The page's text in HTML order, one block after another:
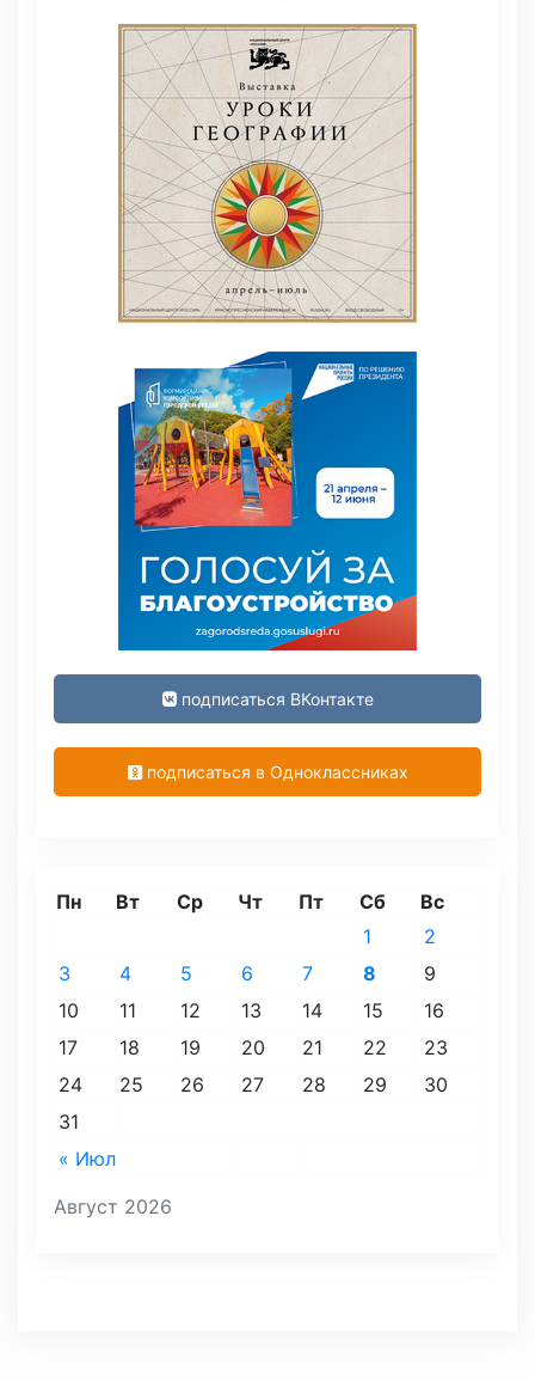
подписаться ВКонтакте
подписаться в Одноклассниках
Август 2026
Пн Вт Ср Чт Пт Сб Вс
« Июл
1
2
3
4 5 6 7 8
9
10
11 12 13 14 15
16
17
18 19 20 21 22
23
24
25 26 27 28 29
30
31